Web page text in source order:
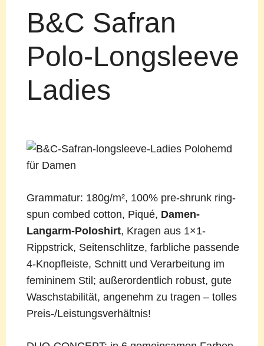
B&C Safran
Polo-Longsleeve
Ladies
Grammatur: 180g/m², 100% pre-shrunk ring-
spun combed cotton, Piqué, Damen-
Langarm-Poloshirt, Kragen aus 1×1-
Rippstrick, Seitenschlitze, farbliche passende
4-Knopfleiste, Schnitt und Verarbeitung im
femininem Stil; außerordentlich robust, gute
Waschstabilität, angenehm zu tragen – tolles
Preis-/Leistungsverhältnis!